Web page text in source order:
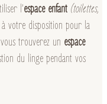
l’espace enfant (toilettes,
à votre disposition pour la
trouverez un espace
du linge pendant vos